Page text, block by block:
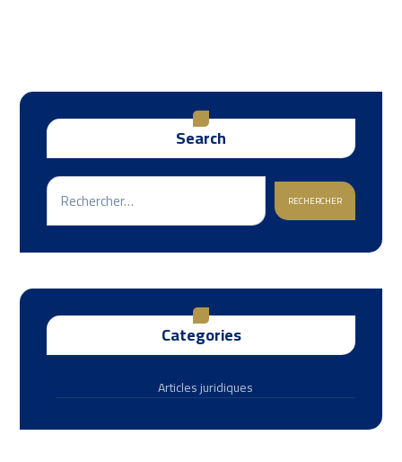
Search
Categories
Articles juridiques